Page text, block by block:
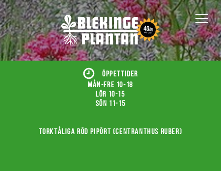
ÖPPETTIDER
Mån-fre 10-18
Lör 10-15
Sön 11-15
Torktåliga röd pipört (Centranthus ruber)